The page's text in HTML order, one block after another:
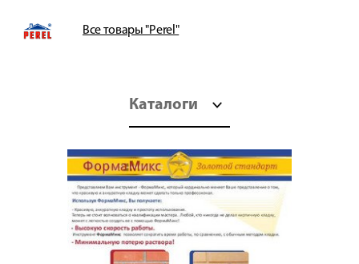
Все товары "Perel"
Каталоги